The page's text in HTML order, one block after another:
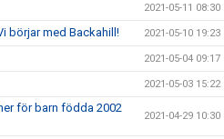
2021-05-11 08:30
börjar med Backahill! 2021-05-10 19:23
2021-05-04 09:17
2021-05-03 15:22
för barn födda 2002
2021-04-29 10:30